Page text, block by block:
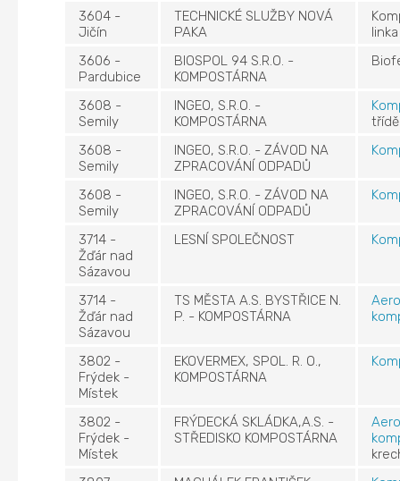
3604 -
Jičín
TECHNICKÉ SLUŽBY NOVÁ
PAKA
linka
3606 -
Pardubice
BIOSPOL 94 S.R.O. -
KOMPOSTÁRNA
3608 -
Semily
INGEO, S.R.O. -
KOMPOSTÁRNA
3608 -
Semily
INGEO, S.R.O. - ZÁVOD NA
ZPRACOVÁNÍ ODPADŮ
3608 -
Semily
INGEO, S.R.O. - ZÁVOD NA
ZPRACOVÁNÍ ODPADŮ
3714 -
Žďár nad
Sázavou
LESNÍ SPOLEČNOST
3714 -
Žďár nad
Sázavou
TS MĚSTA A.S. BYSTŘICE N.
P. - KOMPOSTÁRNA
3802 -
Frýdek -
Místek
EKOVERMEX, SPOL. R. O.,
KOMPOSTÁRNA
3802 -
Frýdek -
Místek
FRÝDECKÁ SKLÁDKA,A.S. -
STŘEDISKO KOMPOSTÁRNA